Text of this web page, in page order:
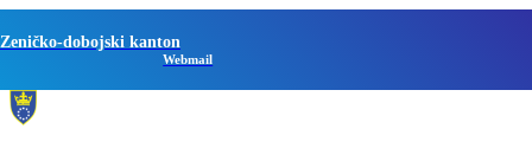
Zeničko-dobojski kanton
Webmail